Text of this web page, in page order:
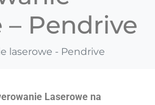
– Pendrive
laserowe - Pendrive
Laserowe na